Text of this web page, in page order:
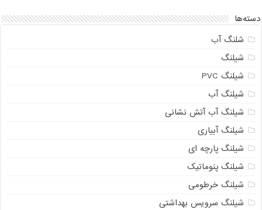
دسته‌ها
شلنگ آب
شیلنگ
شیلنگ PVC
شیلنگ آب
شیلنگ آب آتش نشانی
شیلنگ آبیاری
شیلنگ پارچه ای
شیلنگ پنوماتیک
شیلنگ خرطومی
شیلنگ سرویس بهداشتی